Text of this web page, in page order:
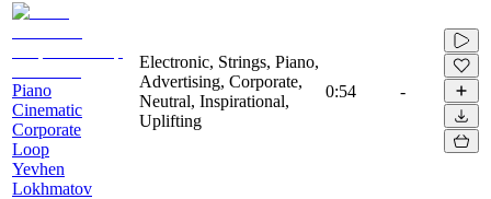
Piano
Cinematic
Corporate
Loop
Yevhen
Lokhmatov
Electronic, Strings, Piano,
Advertising, Corporate,
Neutral, Inspirational,
Uplifting
0:54 -